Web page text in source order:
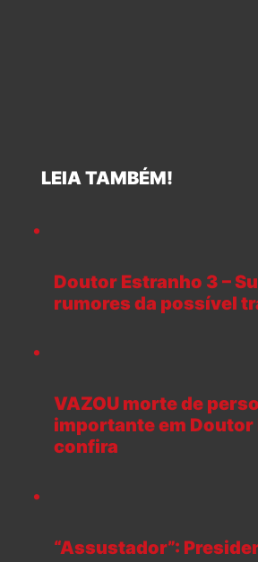
LEIA TAMBÉM!
Doutor Estranho 3 –
rumores da possível
VAZOU morte de
importante em Doutor
confira
“Assustador”: